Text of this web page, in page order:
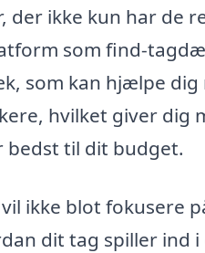
ikke kun har de
som find-
som kan hjælpe dig
hvilket giver dig
bedst til dit budget.
ikke blot fokusere
dit tag spiller ind